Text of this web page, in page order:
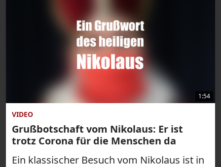
1:54
VIDEO
Grußbotschaft vom Nikolaus: Er ist
trotz Corona für die Menschen da
Ein klassischer Besuch vom Nikolaus ist in